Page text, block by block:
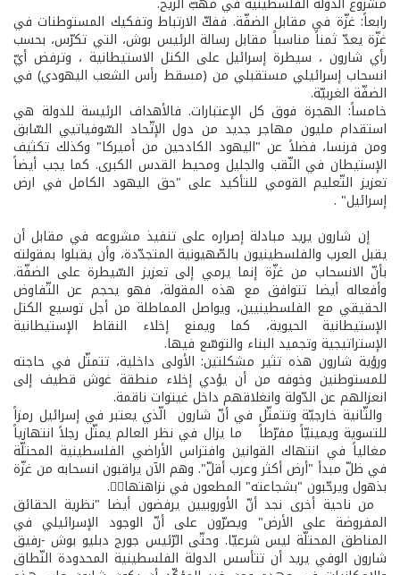
رابعاً: غزّة في مقابل الضفّة. ففكّ الارتباط وتفكيك المستوطنات في
غزّة يعدّ ثمناً مناسباً مقابل رسالة الرئيس بوش، التي تكرّس، بحسب
رأي شارون ، سيطرة إسرائيل على الكتل الاستيطانية ، وترفض أيّ
انسحاب إسرائيلي مستقبلي من (مسقط رأس الشعب اليهودي) في
الضفّة الغربيّة.
خامساً: الهجرة فوق كل الإعتبارات. فالأهداف الرئيسة للدولة هي
استقدام مليون مهاجر جديد من دول الإتّحاد السّوفياتيي السّابق
ومن فرنسا، فضلاً عن "اليهود الكادحين من أميركا" وكذلك تكثيف
الإستيطان في النّقب والجليل ومحيط القدس الكبرى. كما يجب أيضاً
تعزيز التّعليم القومي للتأكيد على "حق اليهود الكامل في ارض
إسرائيل" .
إن شارون يريد مبادلة إصراره على تنفيذ مشروعه في مقابل أن
يقبل العرب والفلسطينيون بالصّهيونية المتجدّدة، وأن يقبلوا بمقولته
بأنّ الانسحاب من غزّة إنما يرمي إلى تعزيز السّيطرة على الضفّة.
وأفعاله أيضا تتوافق مع هذه المقولة، فهو يحجم عن التّفاوض
الحقيقي مع الفلسطينيين، ويواصل المماطلة من أجل توسيع الكتل
الإستيطانية الحيوية، كما ويمنع إخلاء النقاط الإستيطانية
الإستراتيجية وتجميد البناء والتوسّع فيها.
ورؤية شارون هذه تثير مشكلتين: الأولى داخلية، تتمثّل في حاجته
للمستوطنين وخوفه من أن يؤدي إخلاء منطقة غوش قطيف إلى
انعزالهم عن الدّولة وانغلاقهم داخل غيتوات ناقمة.
والثّانية خارجيّة وتتمثّل في أنّ شارون ­ الّذي يعتبر في إسرائيل رمزاً
للتسوية ويمينيّاً مفرّطاً ­ ما يزال في نظر العالم يمثّل رجلاً انتهازياً
مغالياً في انتهاك القوانين وافتراس الأراضي الفلسطينية المحتلّة
في ظلّ مبدأ "أرض أكثر وعرب أقلّ". وهم الآن يراقبون انسحابه من غزّة
بذهول ويرحّبون "بشجاعته" المطعون في نزاهتها.
من ناحية أخرى نجد أنّ الأوروبيين يرفضون أيضا "نظرية الحقائق
المفروضة على الأرض" ويصرّون على أنّ الوجود الإسرائيلي في
المناطق المحتلّة ليس شرعيّا. وحتّى الرّئيس جورج دبليو بوش -رفيق
شارون الوفي­ يريد أن تتأسس الدولة الفلسطينية المحدودة النّطاق